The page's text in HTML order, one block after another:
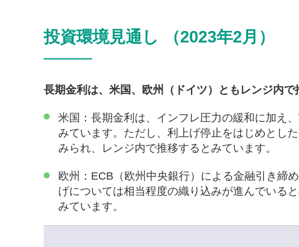
投資環境見通し （2023年2月）
長期金利は、米国、欧州（ドイツ）ともレンジ内で
米国：長期金利は、インフレ圧力の緩和に加え
みています。ただし、利上げ停止をはじめとし
みられ、レンジ内で推移するとみています。
欧州：ECB（欧州中央銀行）による金融引き締
げについては相当程度の織り込みが進んでいる
みています。